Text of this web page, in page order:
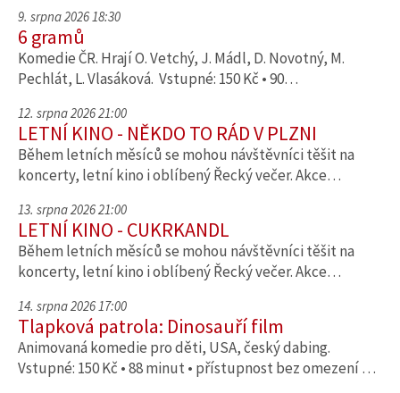
9. srpna 2026 18:30
6 gramů
Komedie ČR. Hrají O. Vetchý, J. Mádl, D. Novotný, M.
Pechlát, L. Vlasáková. Vstupné: 150 Kč • 90…
12. srpna 2026 21:00
LETNÍ KINO - NĚKDO TO RÁD V PLZNI
Během letních měsíců se mohou návštěvníci těšit na
koncerty, letní kino i oblíbený Řecký večer. Akce…
13. srpna 2026 21:00
LETNÍ KINO - CUKRKANDL
Během letních měsíců se mohou návštěvníci těšit na
koncerty, letní kino i oblíbený Řecký večer. Akce…
14. srpna 2026 17:00
Tlapková patrola: Dinosauří film
Animovaná komedie pro děti, USA, český dabing.
Vstupné: 150 Kč • 88 minut • přístupnost bez omezení …